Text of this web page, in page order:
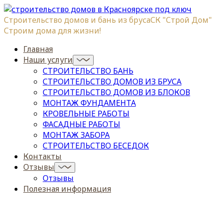
Строительство домов и бань из брусаСК "Строй Дом"
Строим дома для жизни!
Главная
Наши услуги
СТРОИТЕЛЬСТВО БАНЬ
СТРОИТЕЛЬСТВО ДОМОВ ИЗ БРУСА
СТРОИТЕЛЬСТВО ДОМОВ ИЗ БЛОКОВ
МОНТАЖ ФУНДАМЕНТА
КРОВЕЛЬНЫЕ РАБОТЫ
ФАСАДНЫЕ РАБОТЫ
МОНТАЖ ЗАБОРА
СТРОИТЕЛЬСТВО БЕСЕДОК
Контакты
Отзывы
Отзывы
Полезная информация